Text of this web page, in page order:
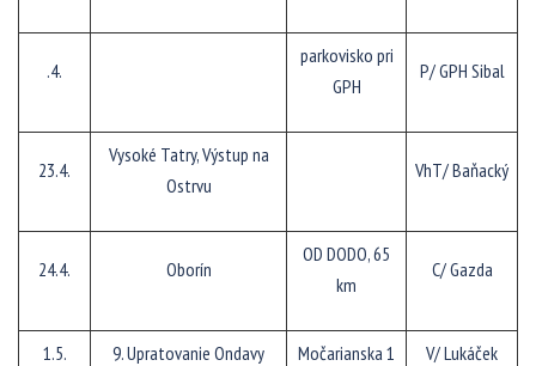
.4.
parkovisko pri
GPH
P/ GPH Sibal
23.4.
Vysoké Tatry, Výstup na
Ostrvu
VhT/ Baňacký
24.4. Oborín
OD DODO, 65
km
C/ Gazda
1.5. 9. Upratovanie Ondavy Močarianska 1 V/ Lukáček